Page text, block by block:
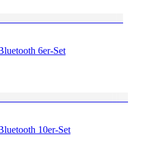
6er-Set
10er-Set